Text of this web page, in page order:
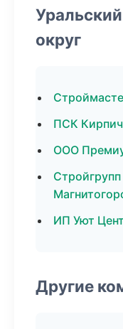
округ
ПСК
ООО
ИП Уют
Другие